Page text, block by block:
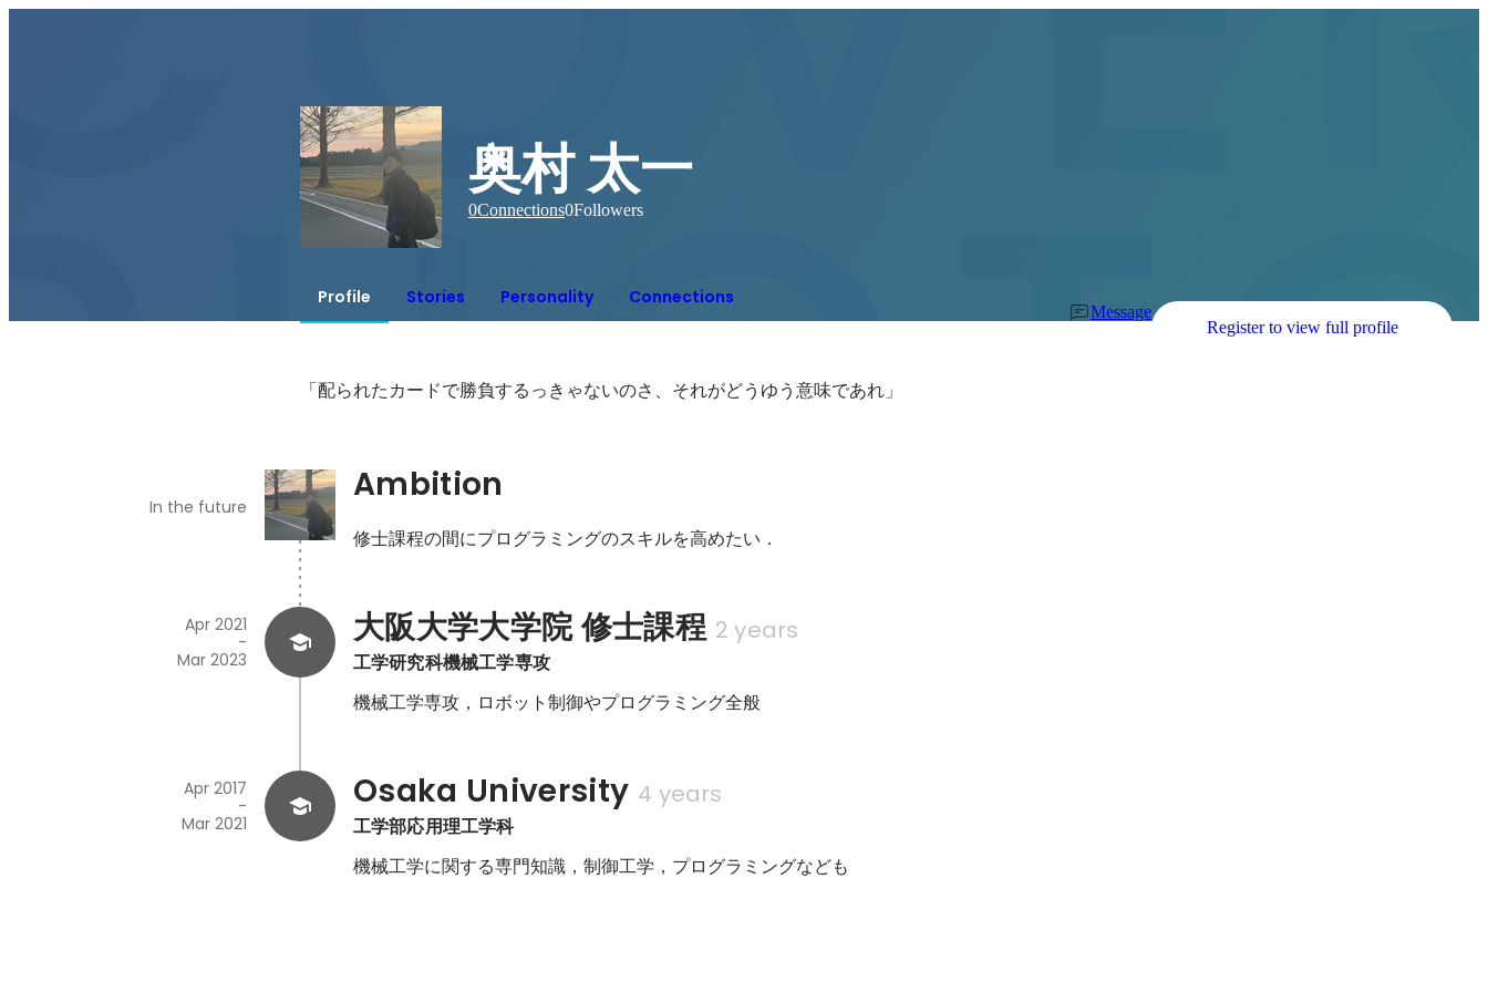
奥村 太一
0Connections0Followers
Profile Stories Personality Connections
Message
Register to view full profile
「配られたカードで勝負するっきゃないのさ、それがどうゆう意味であれ」
Ambition
In the future
修士課程の間にプログラミングのスキルを高めたい．
大阪大学大学院 修士課程 2 years
工学研究科機械工学専攻
Apr 2021
-
Mar 2023
機械工学専攻，ロボット制御やプログラミング全般
Osaka University 4 years
工学部応用理工学科
Apr 2017
-
Mar 2021
機械工学に関する専門知識，制御工学，プログラミングなども